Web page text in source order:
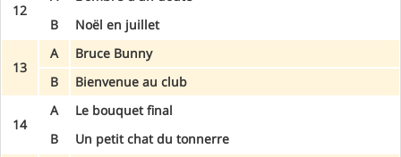
12
B
Noël en juillet
13
A
Bruce Bunny
B
Bienvenue au club
14
A
Le bouquet final
B
Un petit chat du tonnerre